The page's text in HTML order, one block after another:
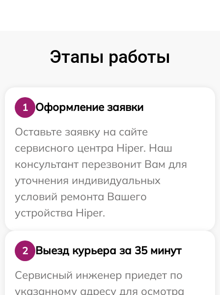
Этапы работы
1
Оформление заявки
Оставьте заявку на сайте
сервисного центра Hiper. Наш
консультант перезвонит Вам для
уточнения индивидуальных
условий ремонта Вашего
устройства Hiper.
2
Выезд курьера за 35 минут
Сервисный инженер приедет по
указанному адресу для осмотра